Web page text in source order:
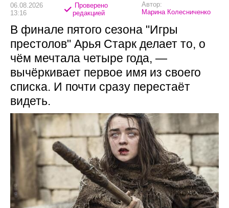
06.08.2026
13:16
Проверено
редакцией
Автор:
Марина Колесниченко
В финале пятого сезона "Игры
престолов" Арья Старк делает то, о
чём мечтала четыре года, —
вычёркивает первое имя из своего
списка. И почти сразу перестаёт
видеть.